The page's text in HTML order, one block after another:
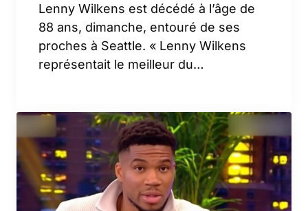
Lenny Wilkens est décédé à l’âge de
88 ans, dimanche, entouré de ses
proches à Seattle. « Lenny Wilkens
représentait le meilleur du…